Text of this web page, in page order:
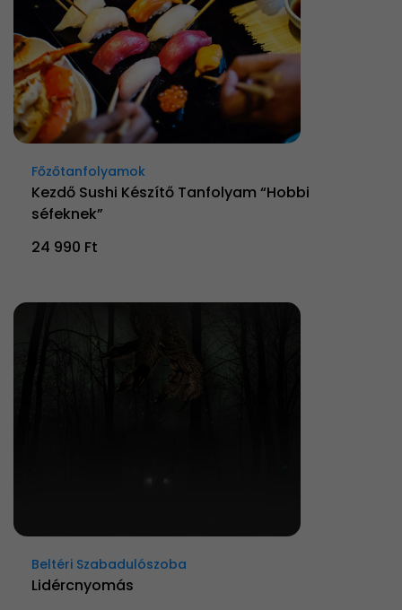
Főzőtanfolyamok
Kezdő Sushi Készítő Tanfolyam “Hobbi
séfeknek”
24 990 Ft
Beltéri Szabadulószoba
Lidércnyomás